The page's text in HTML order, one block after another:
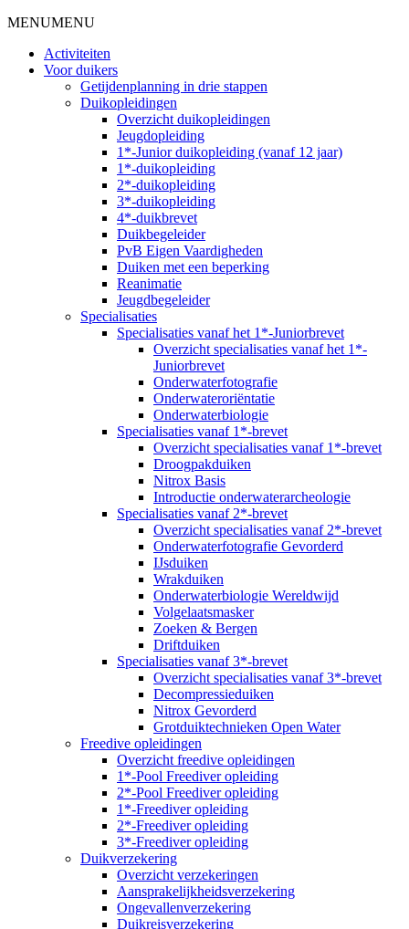
MENUMENU
Activiteiten
Voor duikers
Getijdenplanning in drie stappen
Duikopleidingen
Overzicht duikopleidingen
Jeugdopleiding
1*-Junior duikopleiding (vanaf 12 jaar)
1*-duikopleiding
2*-duikopleiding
3*-duikopleiding
4*-duikbrevet
Duikbegeleider
PvB Eigen Vaardigheden
Duiken met een beperking
Reanimatie
Jeugdbegeleider
Specialisaties
Specialisaties vanaf het 1*-Juniorbrevet
Overzicht specialisaties vanaf het 1*-
Juniorbrevet
Onderwaterfotografie
Onderwateroriëntatie
Onderwaterbiologie
Specialisaties vanaf 1*-brevet
Overzicht specialisaties vanaf 1*-brevet
Droogpakduiken
Nitrox Basis
Introductie onderwaterarcheologie
Specialisaties vanaf 2*-brevet
Overzicht specialisaties vanaf 2*-brevet
Onderwaterfotografie Gevorderd
IJsduiken
Wrakduiken
Onderwaterbiologie Wereldwijd
Volgelaatsmasker
Zoeken & Bergen
Driftduiken
Specialisaties vanaf 3*-brevet
Overzicht specialisaties vanaf 3*-brevet
Decompressieduiken
Nitrox Gevorderd
Grotduiktechnieken Open Water
Freedive opleidingen
Overzicht freedive opleidingen
1*-Pool Freediver opleiding
2*-Pool Freediver opleiding
1*-Freediver opleiding
2*-Freediver opleiding
3*-Freediver opleiding
Duikverzekering
Overzicht verzekeringen
Aansprakelijkheidsverzekering
Ongevallenverzekering
Duikreisverzekering